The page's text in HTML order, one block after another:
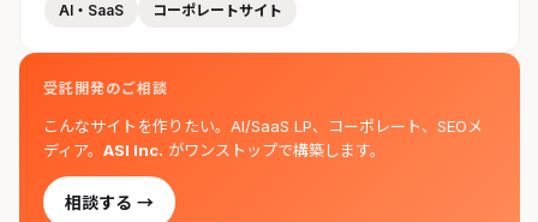
AI・SaaS コーポレートサイト
受託開発のご相談
こんなサイトを作りたい。AI/SaaS LP、コーポレート、SEOメ
ディア。 ASI Inc. がワンストップで構築します。
相談する →